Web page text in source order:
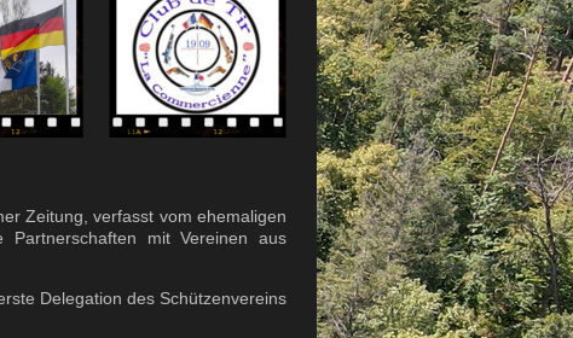
Zeitung, verfasst vom ehemaligen
Partnerschaften mit Vereinen aus
Delegation des Schützenvereins